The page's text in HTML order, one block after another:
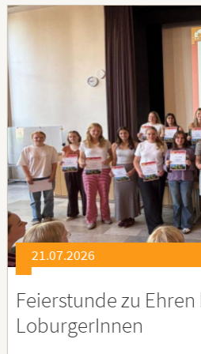
21.07.2026
Soziales
Ruanda – Wir